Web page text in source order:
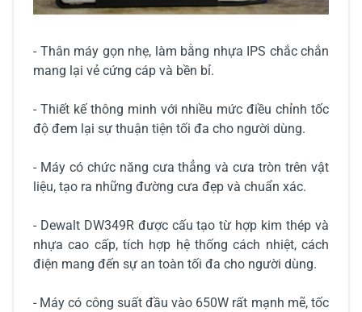
- Thân máy gọn nhẹ, làm bằng nhựa IPS chắc chắn
mang lại vẻ cứng cáp và bền bỉ.
- Thiết kế thông minh với nhiều mức điều chỉnh tốc
độ đem lại sự thuận tiện tối đa cho người dùng.
- Máy có chức năng cưa thẳng và cưa tròn trên vật
liệu, tạo ra những đường cưa đẹp và chuẩn xác.
- Dewalt DW349R được cấu tạo từ hợp kim thép và
nhựa cao cấp, tích hợp hệ thống cách nhiệt, cách
điện mang đến sự an toàn tối đa cho người dùng.
- Máy có công suất đầu vào 650W rất mạnh mẽ, tốc